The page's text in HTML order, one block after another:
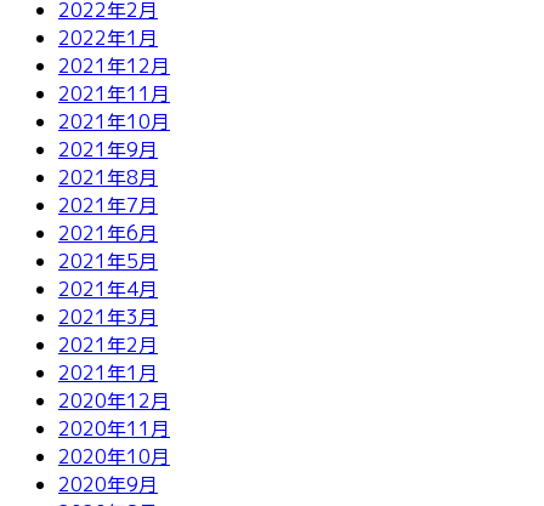
2022年2月
2022年1月
2021年12月
2021年11月
2021年10月
2021年9月
2021年8月
2021年7月
2021年6月
2021年5月
2021年4月
2021年3月
2021年2月
2021年1月
2020年12月
2020年11月
2020年10月
2020年9月